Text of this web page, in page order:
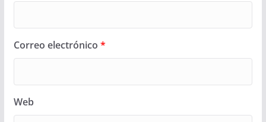
Correo electrónico *
Web